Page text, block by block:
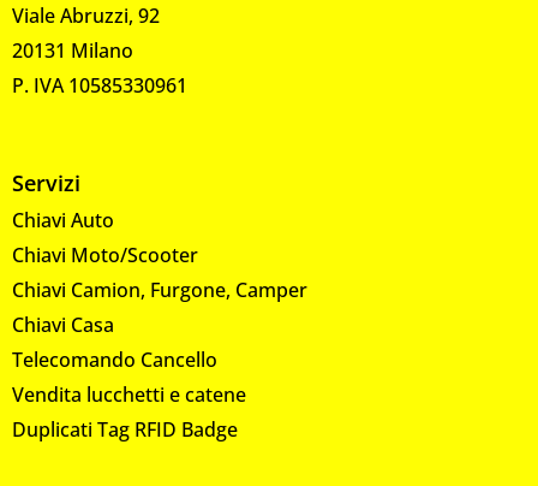
Viale Abruzzi, 92
20131 Milano
P. IVA 10585330961
Servizi
Chiavi Auto
Chiavi Moto/Scooter
Chiavi Camion, Furgone, Camper
Chiavi Casa
Telecomando Cancello
Vendita lucchetti e catene
Duplicati Tag RFID Badge